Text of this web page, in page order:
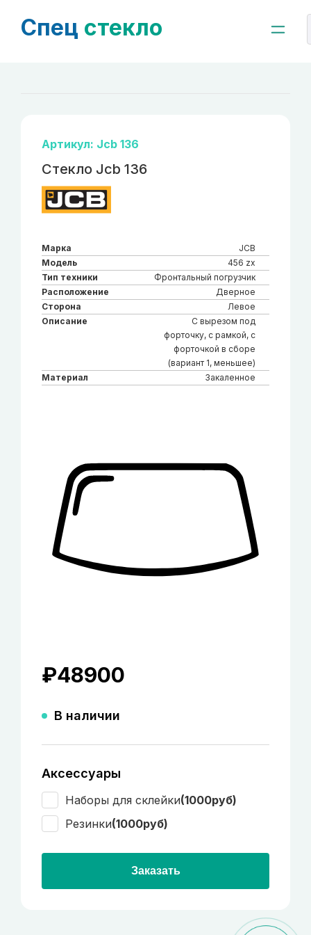
Спец стекло
Артикул: Jcb 136
Стекло Jcb 136
Марка
JCB
Модель
456 zx
Тип техники
Фронтальный погрузчик
Расположение
Дверное
Сторона
Левое
Описание
С вырезом под
форточку, с рамкой, с
форточкой в сборе
(вариант 1, меньшее)
Материал
Закаленное
₽48900
В наличии
Аксессуары
Наборы для склейки(1000руб)
Резинки(1000руб)
Заказать